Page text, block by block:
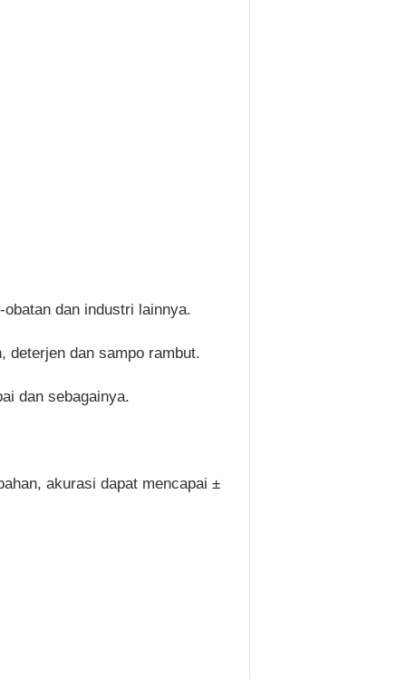
dan industri lainnya.
deterjen dan sampo rambut.
dan sebagainya.
akurasi dapat mencapai ±